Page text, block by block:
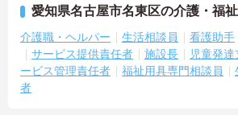
愛知県名古屋市名東区の介護・福
介護職・ヘルパー 生活相談員 看護助手
サービス提供責任者
施設長 児童発
ービス管理責任者
福祉用具専門相談員
者